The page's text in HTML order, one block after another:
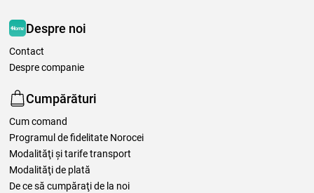
Despre noi
Contact
Despre companie
Cumpărături
Cum comand
Programul de fidelitate Norocei
Modalităţi şi tarife transport
Modalităţi de plată
De ce să cumpăraţi de la noi